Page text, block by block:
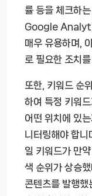
률 등을 체크하
Google
매우 유용하며,
로 필요한 조치
또한, 키워드 순
하여 특정 키워
어떤 위치에 있
니터링해야 합니
일 키워드가 만
색 순위가 상승
콘텐츠를 발행했